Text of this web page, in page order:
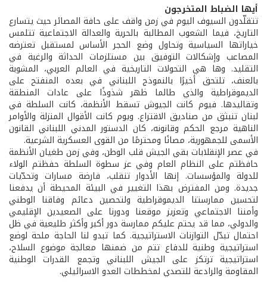
أيها الضباط المتخرجون
تتقلّدون السيوف اليوم في زمن واقف على حافة المصائر حيث يتسارع
التاريخ، فيما الشعوب المطالبة بالحرية والعدالة الاجتماعية تتلمس
خياراتها السياسية وتحاول وضع الحجر الأساس لمستقبل تعترضه
المصاعب وإشكالات التوفيق بين مستلزمات الحداثة والرغبة في
التقليد. وها هي التحولات التاريخية في العالم العربي، المشوبة
بالعنف، تلتحق أخيرًا بالنموذج اللبناني في بعده المنفتح على
الديموقراطية والذي طالما ظهر شذوذًا على عادات المنطقة
وتقاليدها. فيوم كانت الجيوش تسقط الأنظمة، كانت السلطة في
لبنان تنبثق من صناديق الاقتراع. ويوم كانت الأقوال المنزلة والأوامر
الناهية مرجع الحكم وقانونه، كان الدستور المدني اللبناني القانون
الأسمى للجمهورية، مصانًا ومحترمًا من القوى العسكرية الشرعية.
في عصر الإنقلابات بقي الجيش قلب الوطن، وفي زمن طغيان الأنظمة
حافظتم على النظام العام وفي عز سطوة السلطة حفظتم الولاء
للدولة والمؤسسات. إنها الأدوار تنقلب، فارضة مسارات وتحدّيات
جديدة. ومن المفترض بهذا التغيير في البيئة المحيطة أن يدفعنا
لتحسين ممارستنا الديموقراطية ولتحصين دعائم وفاقنا الوطني
وأمننا الاجتماعي وتعزيز موقعنا ودورنا على الصعيدين الإقليمي
والدولي، مما قد يحتم عليكم ممارسة دور أكبر وأكثر طليعية في ظل
احتمال تبدّل التوازنات الاستراتيجية. كما تبدو لنا الحاجة ملحة لوضع
استراتيجية وطنية للدفاع تتم من ضمنها معالجة موضوع السلاح،
استراتيجية ترتكز على الجيش اللبناني وتجمع القدرات الوطنية
المقاومة والرادعة للتصدي لمخططات العدو الاسرائيلي.